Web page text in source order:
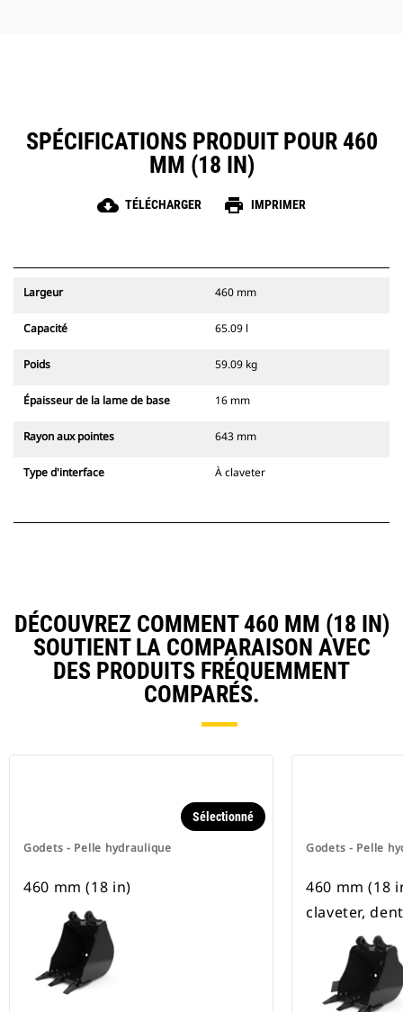
SPÉCIFICATIONS PRODUIT POUR 460
MM (18 IN)
cloud_download TÉLÉCHARGER print IMPRIMER
Largeur 460 mm
Capacité 65.09 l
Poids 59.09 kg
Épaisseur de la lame de base 16 mm
Rayon aux pointes 643 mm
Type d'interface À claveter
DÉCOUVREZ COMMENT 460 MM (18 IN)
SOUTIENT LA COMPARAISON AVEC
DES PRODUITS FRÉQUEMMENT
COMPARÉS.
Godets - Pelle hydraulique
Sélectionné
460 mm (18 in)
Godets - Pelle
460 mm (18
claveter,